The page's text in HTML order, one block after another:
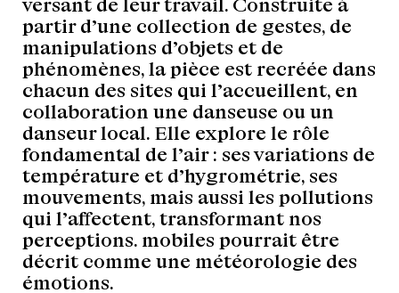
partir d’une collection de gestes, de
manipulations d’objets et de
phénomènes, la pièce est recréée dans
chacun des sites qui l’accueillent, en
collaboration une danseuse ou un
danseur local. Elle explore le rôle
fondamental de l’air : ses variations de
température et d’hygrométrie, ses
mouvements, mais aussi les pollutions
qui l’affectent, transformant nos
perceptions. mobiles pourrait être
décrit comme une météorologie des
émotions.